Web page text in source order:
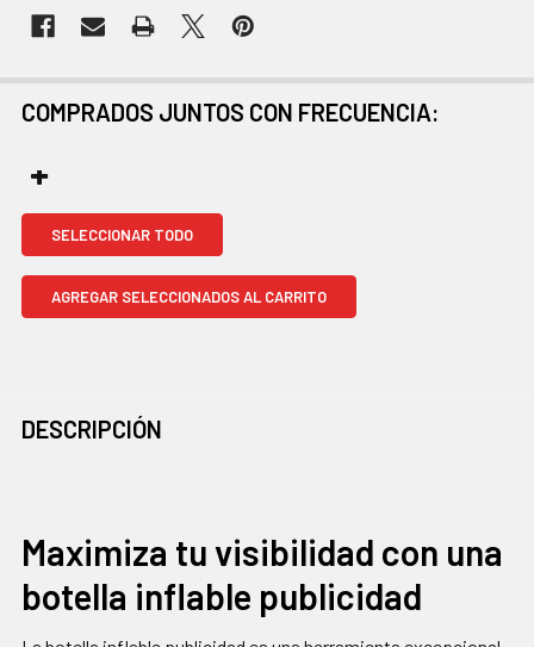
COMPRADOS JUNTOS CON FRECUENCIA:
SELECCIONAR TODO
AGREGAR SELECCIONADOS AL CARRITO
DESCRIPCIÓN
Maximiza tu visibilidad con una
botella inflable publicidad